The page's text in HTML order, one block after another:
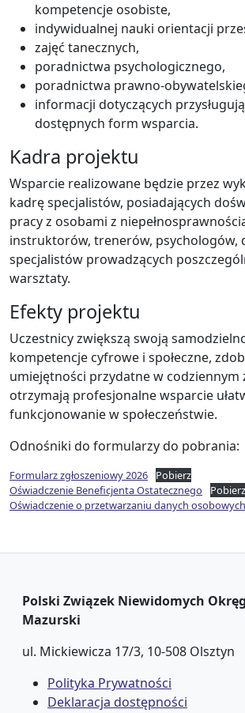
kompetencje osobiste,
indywidualnej nauki orientacji
zajęć tanecznych,
poradnictwa psychologicznego,
poradnictwa prawno-
informacji dotyczących
dostępnych form wsparcia.
Kadra projektu
Wsparcie realizowane będzie przez
kadrę specjalistów, posiadających
pracy z osobami z
instruktorów, trenerów, psychologów,
specjalistów prowadzących
warsztaty.
Efekty projektu
Uczestnicy zwiększą swoją
kompetencje cyfrowe i społeczne,
umiejętności przydatne w codziennym
otrzymają profesjonalne wsparcie
funkcjonowanie w społeczeństwie.
Odnośniki do formularzy do pobrania:
Formularz zgłoszeniowy 2026
Pobierz
Oświadczenie Beneficjenta Ostatecznego
Pobierz
Oświadczenie o przetwarzaniu danych osobowych
Polski Związek Niewidomych
Mazurski
ul. Mickiewicza 17/3, 10-508 Olsztyn
Polityka Prywatności
Deklaracja dostępności